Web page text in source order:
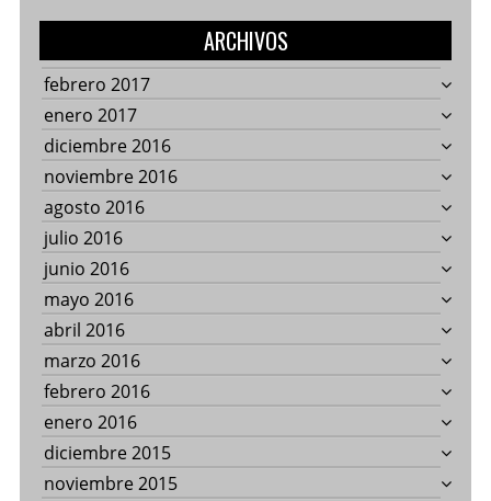
ARCHIVOS
febrero 2017
enero 2017
diciembre 2016
noviembre 2016
agosto 2016
julio 2016
junio 2016
mayo 2016
abril 2016
marzo 2016
febrero 2016
enero 2016
diciembre 2015
noviembre 2015